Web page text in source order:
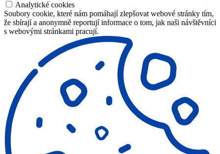
Analytické cookies
Soubory cookie, které nám pomáhají zlepšovat webové stránky tím,
že sbírají a anonymně reportují informace o tom, jak naši návštěvníci
s webovými stránkami pracují.